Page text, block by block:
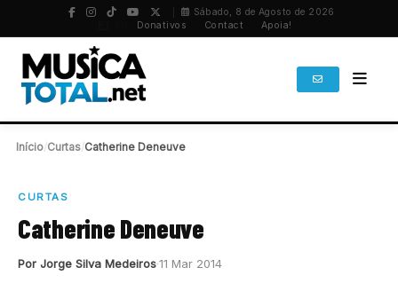
Sábado, 8 de Agosto de 2026
Donativos Contact Apoia!
Início Curtas Catherine Deneuve
CURTAS
Catherine Deneuve
Por Jorge Silva Medeiros11 Mar 2014